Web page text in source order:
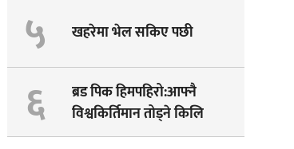
५ खहरेमा भेल सकिए पछी
६
ब्रड पिक हिमपहिरो:आफ्नै
विश्वकिर्तिमान तोड्ने किलि
पेम्बाको सपना अधुरै !